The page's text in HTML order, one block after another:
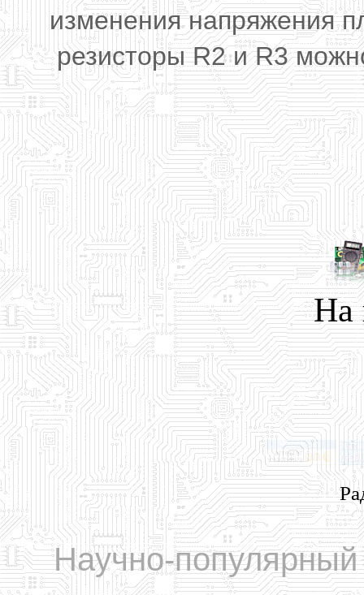
изменения напряжения
резисторы R2 и R3
На
Научно-популярный